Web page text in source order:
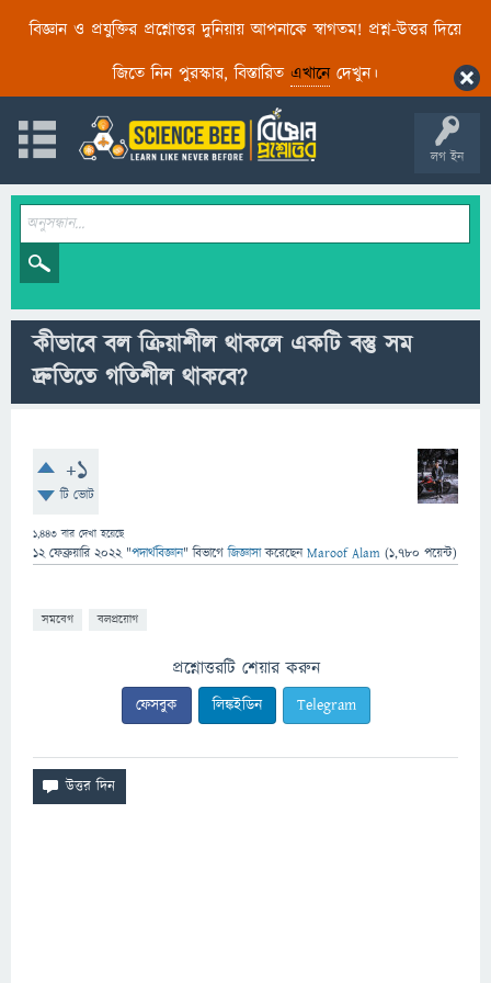
বিজ্ঞান ও প্রযুক্তির প্রশ্নোত্তর দুনিয়ায় আপনাকে স্বাগতম! প্রশ্ন-উত্তর দিয়ে
জিতে নিন পুরস্কার, বিস্তারিত এখানেদেখুন।
লগ ইন
কীভাবে বল ক্রিয়াশীল থাকলে একটি বস্তু সম
দ্রুতিতে গতিশীল থাকবে?
+1
টি ভোট
1,443 বার দেখা হয়েছে
12 ফেব্রুয়ারি 2022 "পদার্থবিজ্ঞান" বিভাগে জিজ্ঞাসাকরেছেনMaroof Alam (1,780 পয়েন্ট)
সমবেগ বলপ্রয়োগ
প্রশ্নোত্তরটি শেয়ার করুন
ফেসবুক লিঙ্কইডিন Telegram